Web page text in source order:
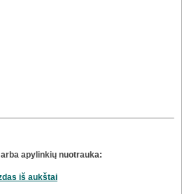
arba apylinkių nuotrauka: